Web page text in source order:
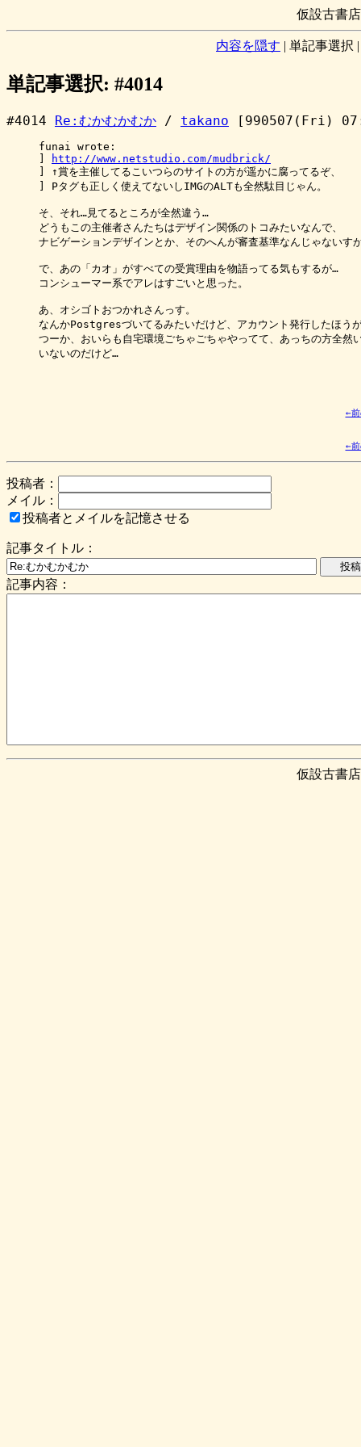
仮設古書店
内容を隠す | 単記事選択
単記事選択: #4014
#4014 Re:むかむかむか / takano [990507(Fri)
funai wrote:
http://www.netstudio.com/mudbrick/
] ↑賞を主催してるこいつらのサイトの方が遥かに腐ってるぞ、
] Pタグも正しく使えてないしIMGのALTも全然駄目じゃん。
そ、それ…見てるところが全然違う…
どうもこの主催者さんたちはデザイン関係のトコみたいなんで、
ナビゲーションデザインとか、そのへんが審査基準なんじゃないす
で、あの「カオ」がすべての受賞理由を物語ってる気もするが…
コンシューマー系でアレはすごいと思った。
あ、オシゴトおつかれさんっす。
なんかPostgresづいてるみたいだけど、アカウント発行したほう
つーか、おいらも自宅環境ごちゃごちゃやってて、あっちの方全然
いないのだけど…
←
←
投稿者：
メイル：
投稿者とメイルを記憶させる
記事タイトル：
記事内容：
仮設古書店